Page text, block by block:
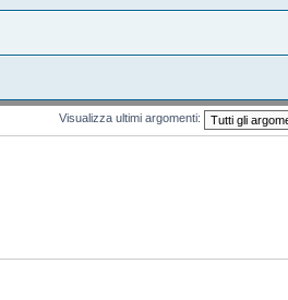
Visualizza ultimi argomenti: